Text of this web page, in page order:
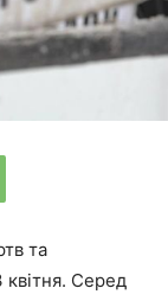
та
квітня. Серед